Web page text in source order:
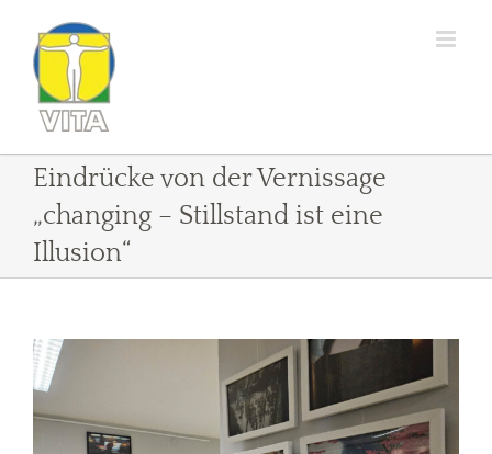
Inhalt
springen
Eindrücke von der Vernissage
„changing – Stillstand ist eine
Illusion“
Zeige
grösseres
Bild